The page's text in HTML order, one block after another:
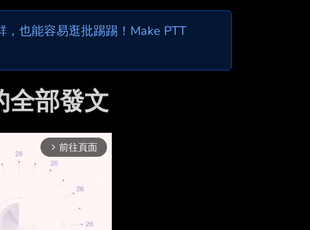
也能容易逛批踢踢！Make PTT
全部發文
arrow_forward_ios 前往頁面